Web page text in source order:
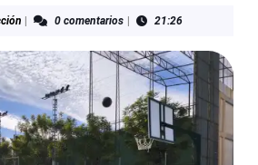
Redacción0 comentarios 21:26